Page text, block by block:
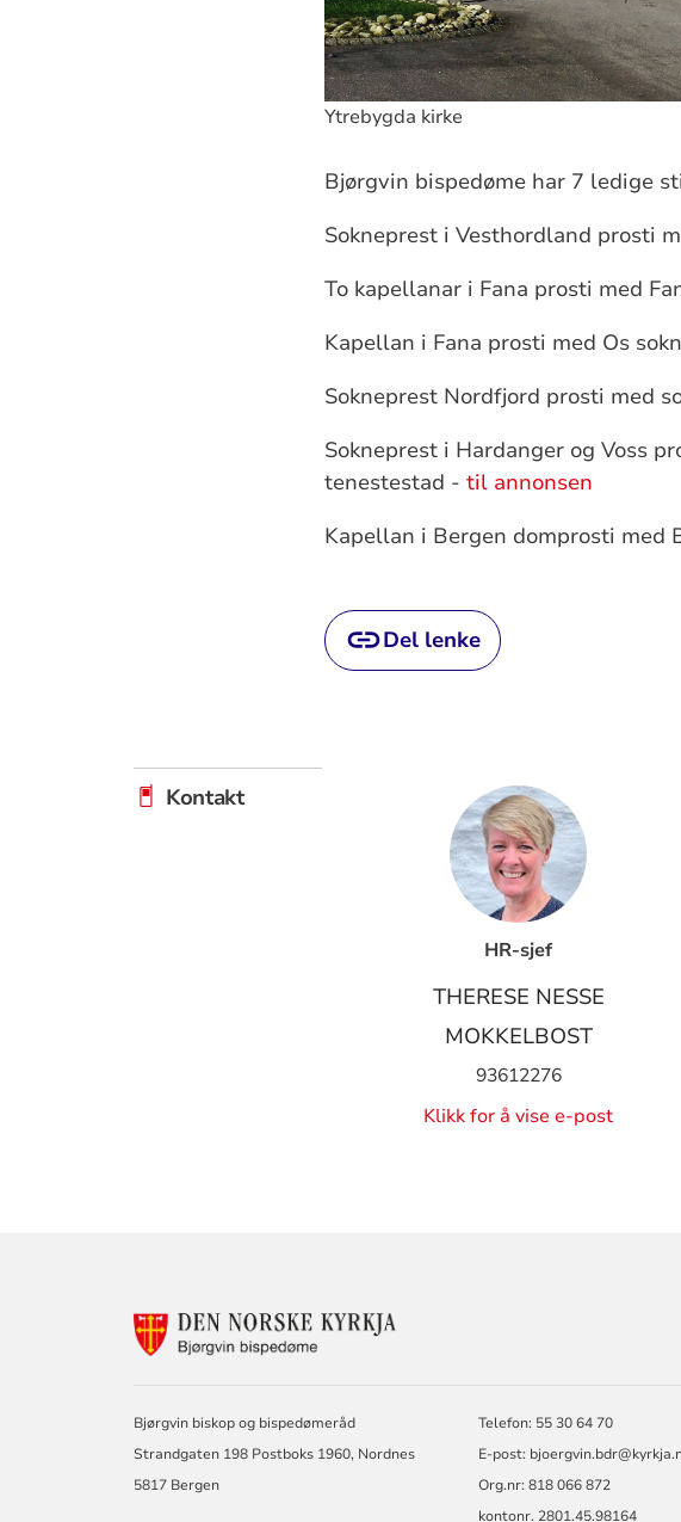
Ytrebygda kirke
Bjørgvin bispedøme har 7 ledige
Sokneprest i Vesthordland prosti
To kapellanar i Fana prosti med
Kapellan i Fana prosti med Os
Sokneprest Nordfjord prosti med
Sokneprest i Hardanger og Voss
tenestestad - til annonsen
Kapellan i Bergen domprosti med
Del lenke
Kontakt
HR-sjef
THERESE NESSE
MOKKELBOST
93612276
Klikk for å vise e-post
KONTAKTINFORMASJON
Bjørgvin biskop og bispedømeråd
Strandgaten 198 Postboks 1960, Nordnes
5817 Bergen
Telefon: 55 30 64 70
E-post:
Org.nr: 818 066 872
kontonr. 2801.45.98164